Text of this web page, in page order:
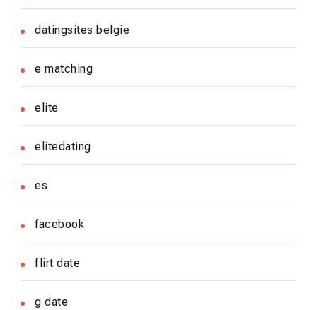
datingsites belgie
e matching
elite
elitedating
es
facebook
flirt date
g date